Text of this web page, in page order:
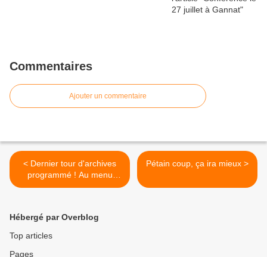
Commentaires
Ajouter un commentaire
< Dernier tour d'archives
programmé ! Au menu
AD,...
Pétain coup, ça ira mieux >
Hébergé par Overblog
Top articles
Pages